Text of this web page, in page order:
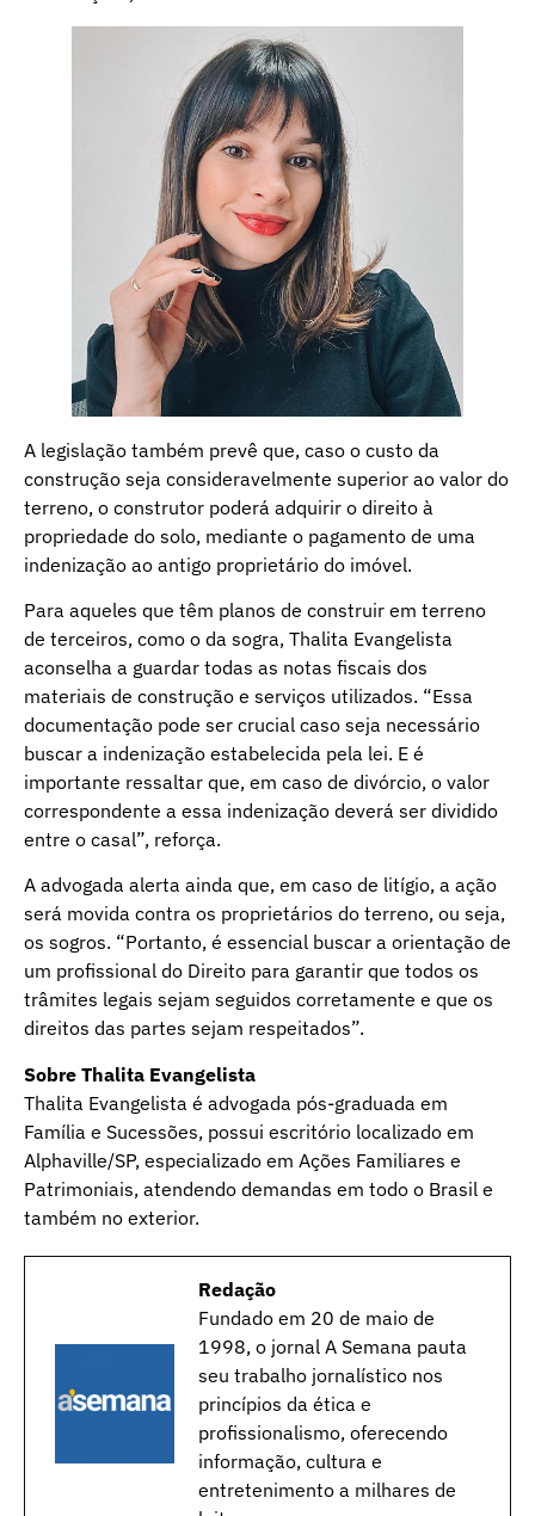
A legislação também prevê que, caso o custo da
construção seja consideravelmente superior ao valor do
terreno, o construtor poderá adquirir o direito à
propriedade do solo, mediante o pagamento de uma
indenização ao antigo proprietário do imóvel.
Para aqueles que têm planos de construir em terreno
de terceiros, como o da sogra, Thalita Evangelista
aconselha a guardar todas as notas fiscais dos
materiais de construção e serviços utilizados. “Essa
documentação pode ser crucial caso seja necessário
buscar a indenização estabelecida pela lei. E é
importante ressaltar que, em caso de divórcio, o valor
correspondente a essa indenização deverá ser dividido
entre o casal”, reforça.
A advogada alerta ainda que, em caso de litígio, a ação
será movida contra os proprietários do terreno, ou seja,
os sogros. “Portanto, é essencial buscar a orientação de
um profissional do Direito para garantir que todos os
trâmites legais sejam seguidos corretamente e que os
direitos das partes sejam respeitados”.
Sobre Thalita Evangelista
Thalita Evangelista é advogada pós-graduada em
Família e Sucessões, possui escritório localizado em
Alphaville/SP, especializado em Ações Familiares e
Patrimoniais, atendendo demandas em todo o Brasil e
também no exterior.
Redação
Fundado em 20 de maio de
1998, o jornal A Semana pauta
seu trabalho jornalístico nos
princípios da ética e
profissionalismo, oferecendo
informação, cultura e
entretenimento a milhares de